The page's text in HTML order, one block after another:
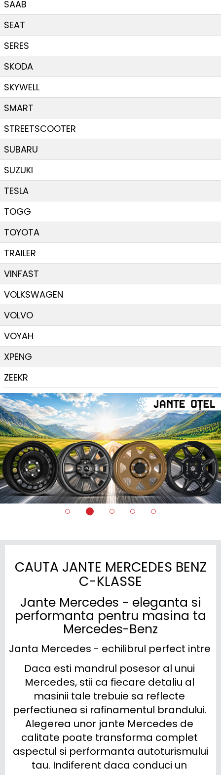
SAAB
SEAT
SERES
SKODA
SKYWELL
SMART
STREETSCOOTER
SUBARU
SUZUKI
TESLA
TOGG
TOYOTA
TRAILER
VINFAST
VOLKSWAGEN
VOLVO
VOYAH
XPENG
ZEEKR
CAUTA JANTE MERCEDES BENZ
C-KLASSE
Jante Mercedes - eleganta si
performanta pentru masina ta
Mercedes-Benz
Janta Mercedes - echilibrul perfect intre
Daca esti mandrul posesor al unui
Mercedes, stii ca fiecare detaliu al
masinii tale trebuie sa reflecte
perfectiunea si rafinamentul brandului.
Alegerea unor jante Mercedes de
calitate poate transforma complet
aspectul si performanta autoturismului
tau. Indiferent daca conduci un